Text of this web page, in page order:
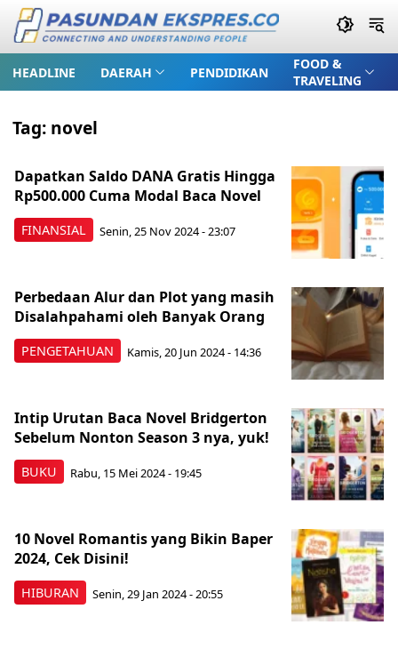
HEADLINE DAERAH PENDIDIKAN
FOOD &
TRAVELING
Tag: novel
FINANSIAL
Dapatkan Saldo DANA Gratis Hingga
Rp500.000 Cuma Modal Baca Novel
Senin, 25 Nov 2024 - 23:07
PENGETAHUAN
Perbedaan Alur dan Plot yang masih
Disalahpahami oleh Banyak Orang
Kamis, 20 Jun 2024 - 14:36
BUKU
Intip Urutan Baca Novel Bridgerton
Sebelum Nonton Season 3 nya, yuk!
Rabu, 15 Mei 2024 - 19:45
HIBURAN
10 Novel Romantis yang Bikin Baper
2024, Cek Disini!
Senin, 29 Jan 2024 - 20:55